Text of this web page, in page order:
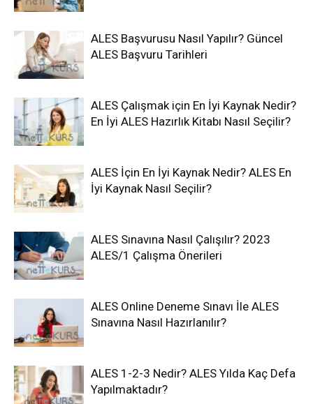
ALES Başvurusu Nasıl Yapılır? Güncel
ALES Başvuru Tarihleri
ALES Çalışmak için En İyi Kaynak Nedir?
En İyi ALES Hazırlık Kitabı Nasıl Seçilir?
ALES İçin En İyi Kaynak Nedir? ALES En
İyi Kaynak Nasıl Seçilir?
ALES Sınavına Nasıl Çalışılır? 2023
ALES/1 Çalışma Önerileri
ALES Online Deneme Sınavı İle ALES
Sınavına Nasıl Hazırlanılır?
ALES 1-2-3 Nedir? ALES Yılda Kaç Defa
Yapılmaktadır?